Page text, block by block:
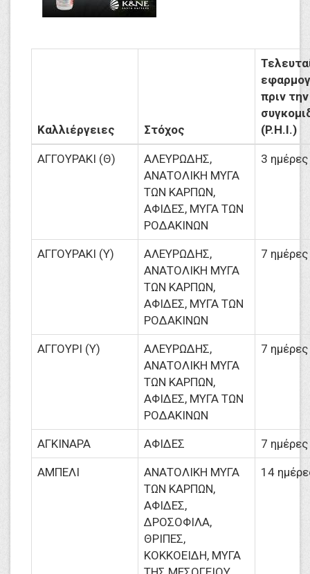
Καλλιέργειες Στόχος
πριν την
(P.H.I.)
ΑΓΓΟΥΡΑΚΙ (Θ)
ΑΛΕΥΡΩΔΗΣ,
ΑΝΑΤΟΛΙΚΗ ΜΥΓΑ
ΤΩΝ ΚΑΡΠΩΝ,
ΑΦΙΔΕΣ, ΜΥΓΑ ΤΩΝ
ΡΟΔΑΚΙΝΩΝ
3 ημέρες
ΑΓΓΟΥΡΑΚΙ (Υ)
ΑΛΕΥΡΩΔΗΣ,
ΑΝΑΤΟΛΙΚΗ ΜΥΓΑ
ΤΩΝ ΚΑΡΠΩΝ,
ΑΦΙΔΕΣ, ΜΥΓΑ ΤΩΝ
ΡΟΔΑΚΙΝΩΝ
7 ημέρες
ΑΓΓΟΥΡΙ (Υ)
ΑΛΕΥΡΩΔΗΣ,
ΑΝΑΤΟΛΙΚΗ ΜΥΓΑ
ΤΩΝ ΚΑΡΠΩΝ,
ΑΦΙΔΕΣ, ΜΥΓΑ ΤΩΝ
ΡΟΔΑΚΙΝΩΝ
7 ημέρες
ΑΓΚΙΝΑΡΑ ΑΦΙΔΕΣ 7 ημέρες
ΑΜΠΕΛΙ
ΑΝΑΤΟΛΙΚΗ ΜΥΓΑ
ΤΩΝ ΚΑΡΠΩΝ,
ΑΦΙΔΕΣ,
ΔΡΟΣΟΦΙΛΑ,
ΘΡΙΠΕΣ,
ΚΟΚΚΟΕΙΔΗ, ΜΥΓΑ
14